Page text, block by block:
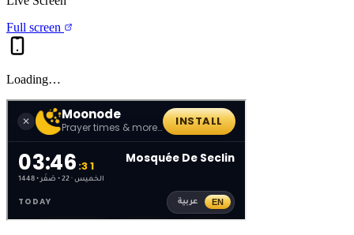
Full screen
Loading…